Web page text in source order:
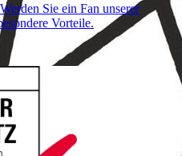
Sie ein Fan unserer
Vorteile.